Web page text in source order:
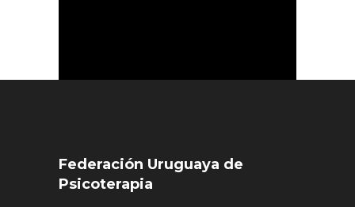
Federación Uruguaya de
Psicoterapia